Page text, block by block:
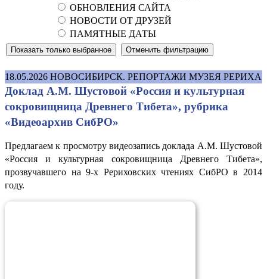
ОБНОВЛЕНИЯ САЙТА
НОВОСТИ ОТ ДРУЗЕЙ
ПАМЯТНЫЕ ДАТЫ
18.05.2026 НОВОСИБИРСК. РЕПОРТАЖИ МУЗЕЯ РЕРИХА
Доклад А.М. Шустовой «Россия и культурная
сокровищница Древнего Тибета», рубрика
«Видеоархив СибРО»
Предлагаем к просмотру видеозапись доклада А.М. Шустовой
«Россия и культурная сокровищница Древнего Тибета»,
прозвучавшего на 9-х Рериховских чтениях СибРО в 2014
году.